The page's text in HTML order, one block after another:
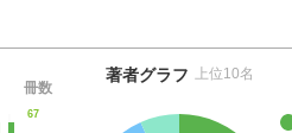
67
冊数
著者グラフ 上位10名